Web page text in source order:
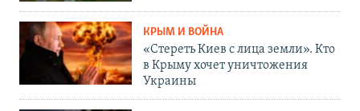
КРЫМ И ВОЙНА
«Стереть Киев с лица земли». Кто
в Крыму хочет уничтожения
Украины